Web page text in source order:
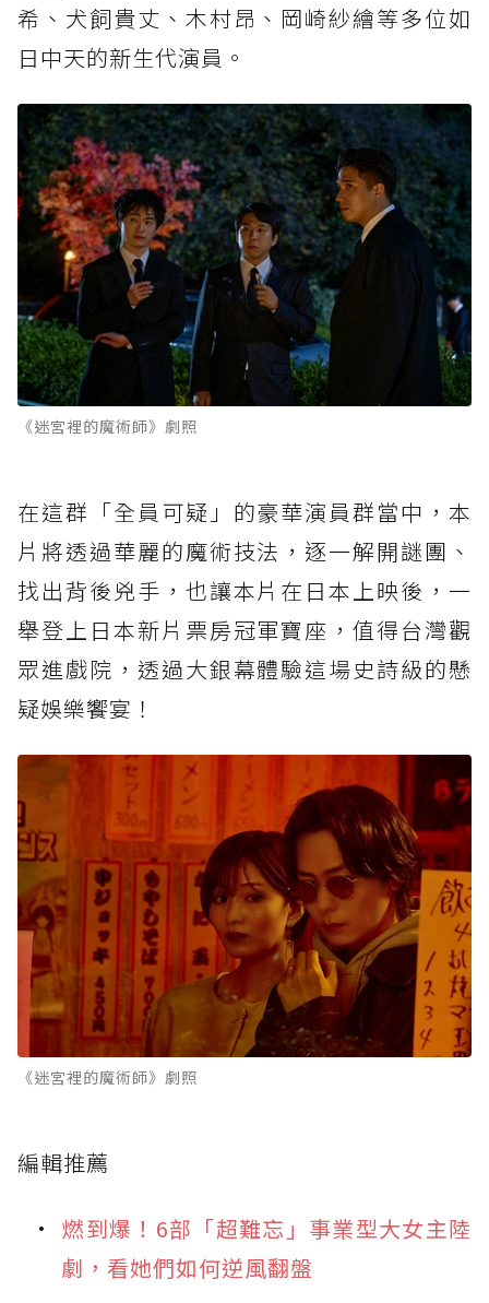
希、犬飼貴丈、木村昂、岡崎紗繪等多位如
日中天的新生代演員。
《迷宮裡的魔術師》劇照
在這群「全員可疑」的豪華演員群當中，本
片將透過華麗的魔術技法，逐一解開謎團、
找出背後兇手，也讓本片在日本上映後，一
舉登上日本新片票房冠軍寶座，值得台灣觀
眾進戲院，透過大銀幕體驗這場史詩級的懸
疑娛樂饗宴！
《迷宮裡的魔術師》劇照
編輯推薦
燃到爆！6部「超難忘」事業型大女主陸
劇，看她們如何逆風翻盤